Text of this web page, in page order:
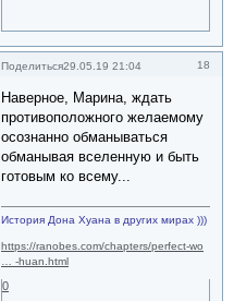
Поделиться 18
29.05.19 21:04
Наверное, Марина, ждать
противоположного желаемому
осознанно обманываться
обманывая вселенную и быть
готовым ко всему...
История Дона Хуана в других мирах )))
https://ranobes.com/chapters/perfect-wo
… -huan.html
0